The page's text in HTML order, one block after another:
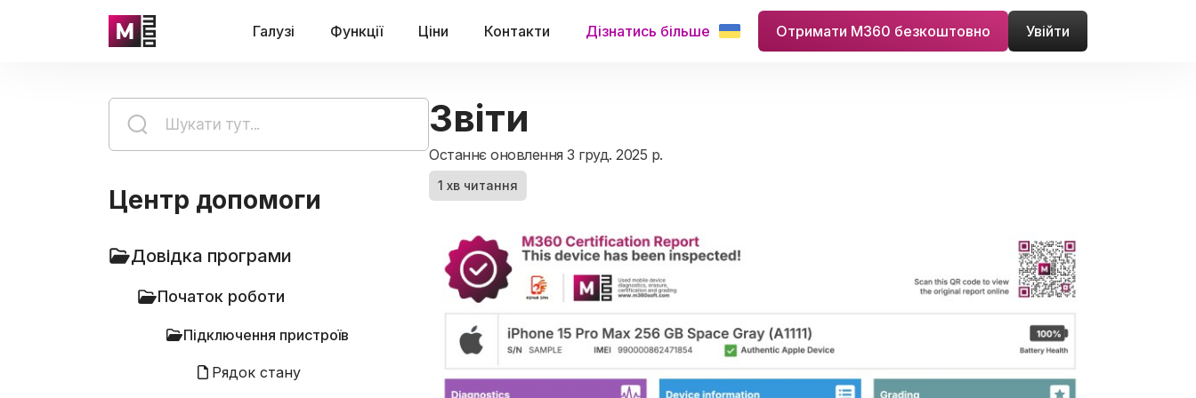
Галузі Функції Ціни Контакти Дізнатись більше Отримати M360 безкоштовно Увійти
Центр допомоги
Довідка програми
Початок роботи
Підключення пристроїв
Рядок стану
Звіти
Останнє оновлення 3 груд. 2025 р.
1 хв читання